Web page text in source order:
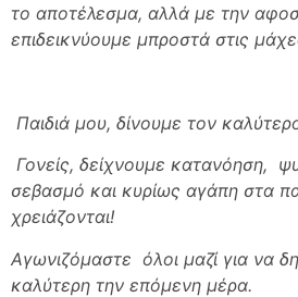
το αποτέλεσμα, αλλά με την
επιδεικνύουμε μπροστά στις
Παιδιά μου, δίνουμε τον
Γονείς, δείχνουμε κατανόηση,
σεβασμό και κυρίως αγάπη στα
χρειάζονται!
Αγωνιζόμαστε όλοι μαζί για να
καλύτερη την επόμενη μέρα.